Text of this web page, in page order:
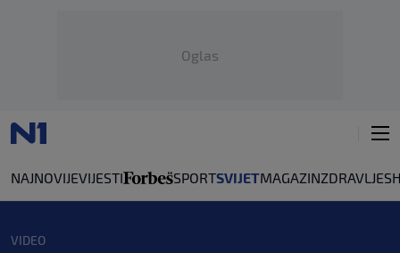
Oglas
NAJNOVIJEVIJESTI SPORTSVIJETMAGAZINZDRAVLJE
VIDEO